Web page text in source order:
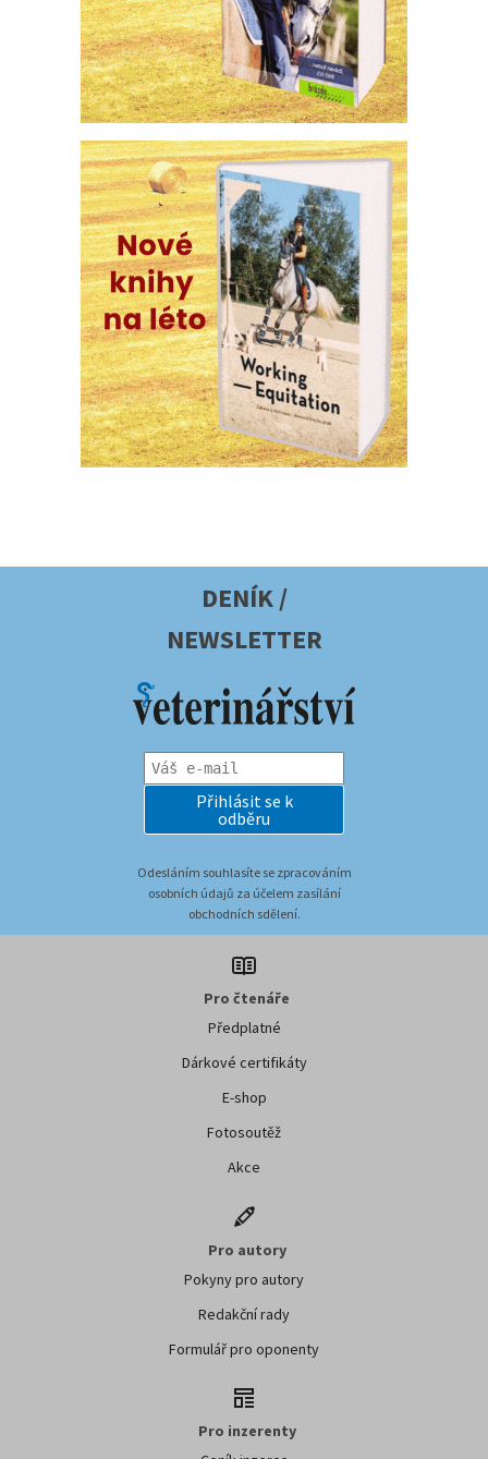
DENÍK /
NEWSLETTER
Přihlásit se k
odběru
Odesláním souhlasíte se zpracováním
osobních údajů za účelem zasílání
obchodních sdělení.
Pro čtenáře
Předplatné
Dárkové certifikáty
E-shop
Fotosoutěž
Akce
Pro autory
Pokyny pro autory
Redakční rady
Formulář pro oponenty
Pro inzerenty